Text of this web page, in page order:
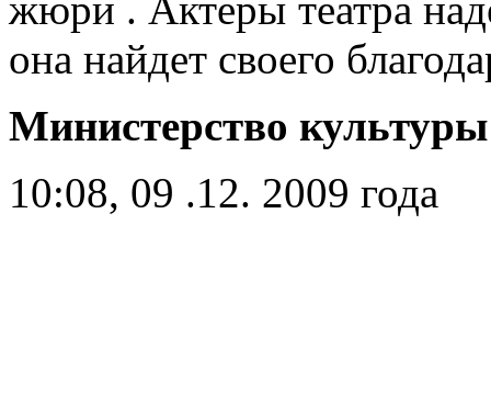
она найдет своего
Министерство
10:08, 09 .12. 2009 года